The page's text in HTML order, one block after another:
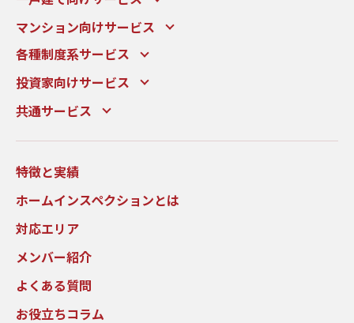
マンション向けサービス
各種制度系サービス
投資家向けサービス
共通サービス
特徴と実績
ホームインスペクションとは
対応エリア
メンバー紹介
よくある質問
お役立ちコラム